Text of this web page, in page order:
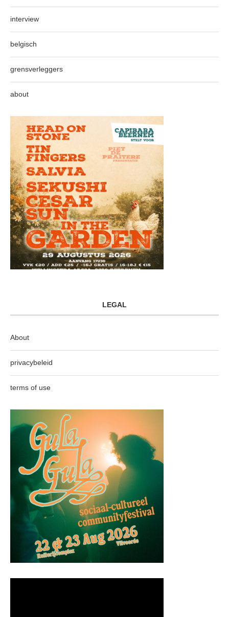
interview
belgisch
grensverleggers
about
LEGAL
About
privacybeleid
terms of use